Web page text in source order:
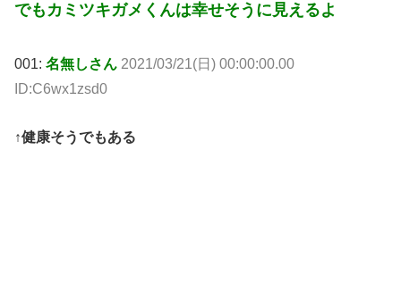
でもカミツキガメくんは幸せそうに見えるよ
001: 名無しさん 2021/03/21(日) 00:00:00.00
ID:C6wx1zsd0
↑健康そうでもある